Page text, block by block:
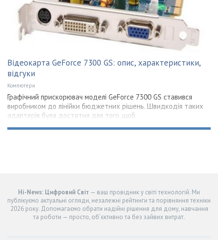
Відеокарта GeForce 7300 GS: опис, характеристики,
відгуки
Компютери
Графічний прискорювач моделі GeForce 7300 GS ставився
виробником до лінійки бюджетних рішень. Швидкодія таких
адаптерів була достатня для того, щоб
Hi-News: Цифровий Світ — ваш провідник у світі технологій. Ми
публікуємо актуальні огляди, незалежні рейтинги та порівняння техніки
2026 року. Допомагаємо обрати надійні рішення для дому, навчання
та роботи — просто, об’єктивно та без зайвих витрат.